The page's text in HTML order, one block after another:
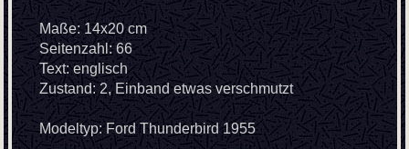
Maße: 14x20 cm
Seitenzahl: 66
Text: englisch
Zustand: 2, Einband etwas verschmutzt
Modeltyp: Ford Thunderbird 1955